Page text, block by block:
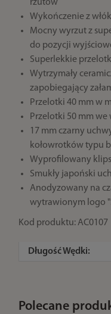
rzutów
Wykończenie z
Mocny wyrzut z
do pozycji
Superlekkie
Wytrzymały
zapobiegający
Przelotki 40 mm w
Przelotki 50 mm we
17 mm czarny
kołowrotków typu
Wyprofilowany
Smukły japoński
Anodyzowany na
wytrawionym logo
Kod produktu: AC0107
Długość Wędki:
Polecane